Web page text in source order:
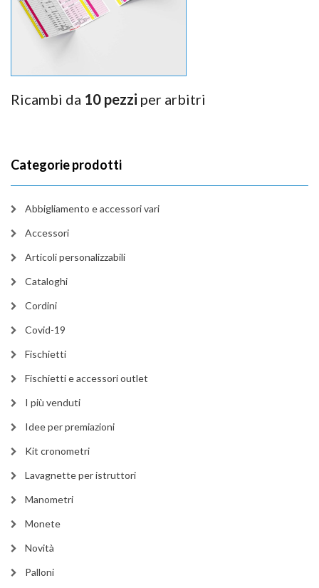
Ricambi da 10 pezzi per arbitri
Categorie prodotti
Abbigliamento e accessori vari
Accessori
Articoli personalizzabili
Cataloghi
Cordini
Covid-19
Fischietti
Fischietti e accessori outlet
I più venduti
Idee per premiazioni
Kit cronometri
Lavagnette per istruttori
Manometri
Monete
Novità
Palloni